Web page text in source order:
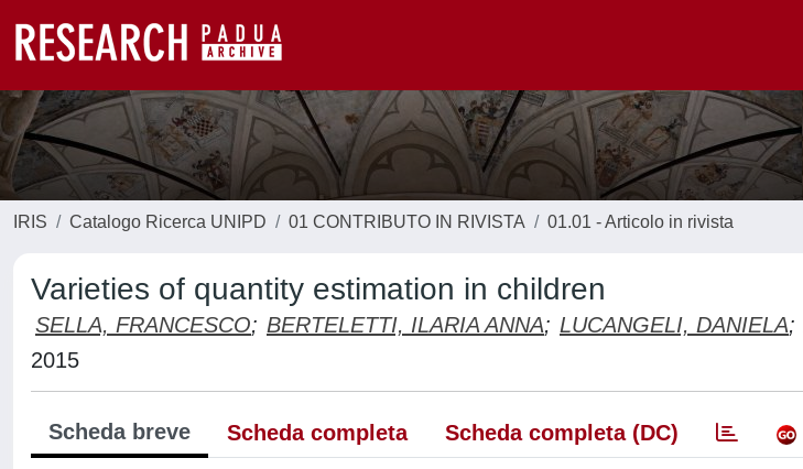
IRIS Catalogo Ricerca UNIPD 01 CONTRIBUTO IN RIVISTA 01.01 - Articolo in rivista
Varieties of quantity estimation in children
SELLA, FRANCESCO; BERTELETTI, ILARIA ANNA; LUCANGELI, DANIELA;
2015
Scheda breve Scheda completa Scheda completa (DC)